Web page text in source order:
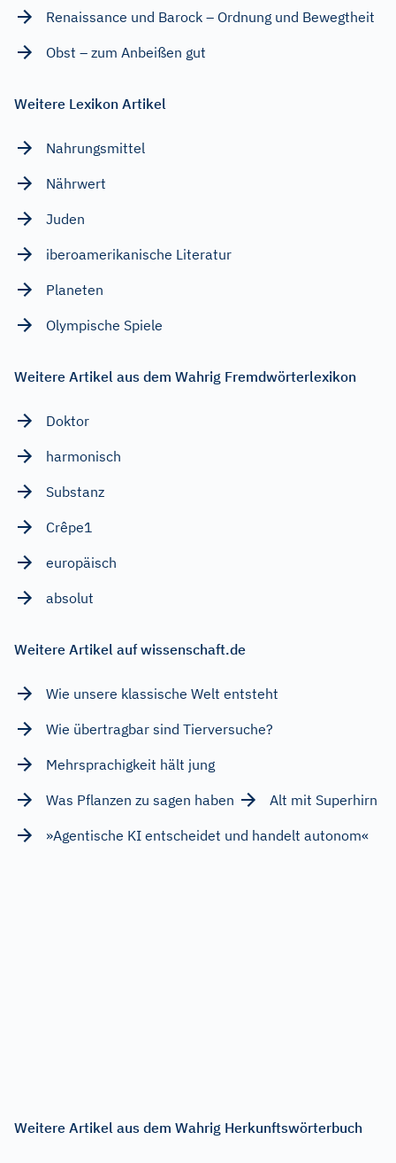
Renaissance und Barock – Ordnung und Bewegtheit
Obst – zum Anbeißen gut
Weitere Lexikon Artikel
Nahrungsmittel
Nährwert
Juden
iberoamerikanische Literatur
Planeten
Olympische Spiele
Weitere Artikel aus dem Wahrig Fremdwörterlexikon
Doktor
harmonisch
Substanz
Crêpe1
europäisch
absolut
Weitere Artikel auf wissenschaft.de
Wie unsere klassische Welt entsteht
Wie übertragbar sind Tierversuche?
Mehrsprachigkeit hält jung
Was Pflanzen zu sagen haben
Alt mit Superhirn
»Agentische KI entscheidet und handelt autonom«
Weitere Artikel aus dem Wahrig Herkunftswörterbuch